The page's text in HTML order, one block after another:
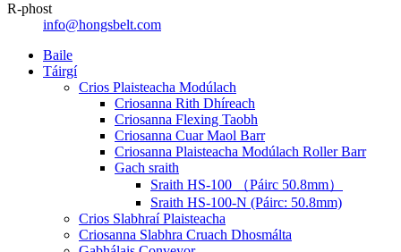
R-phost
info@hongsbelt.com
Baile
Táirgí
Crios Plaisteacha Modúlach
Criosanna Rith Dhíreach
Criosanna Flexing Taobh
Criosanna Cuar Maol Barr
Criosanna Plaisteacha Modúlach Roller Barr
Gach sraith
Sraith HS-100 （Páirc 50.8mm）
Sraith HS-100-N (Páirc: 50.8mm)
Crios Slabhraí Plaisteacha
Criosanna Slabhra Cruach Dhosmálta